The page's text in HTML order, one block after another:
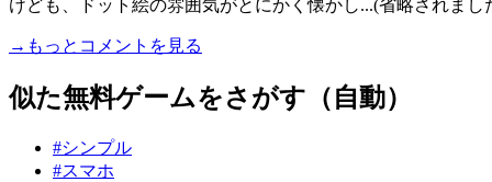
けども、ドット絵の雰囲気がとにかく懐かし...(省略されまし
→もっとコメントを見る
似た無料ゲームをさがす（自動）
#シンプル
#スマホ